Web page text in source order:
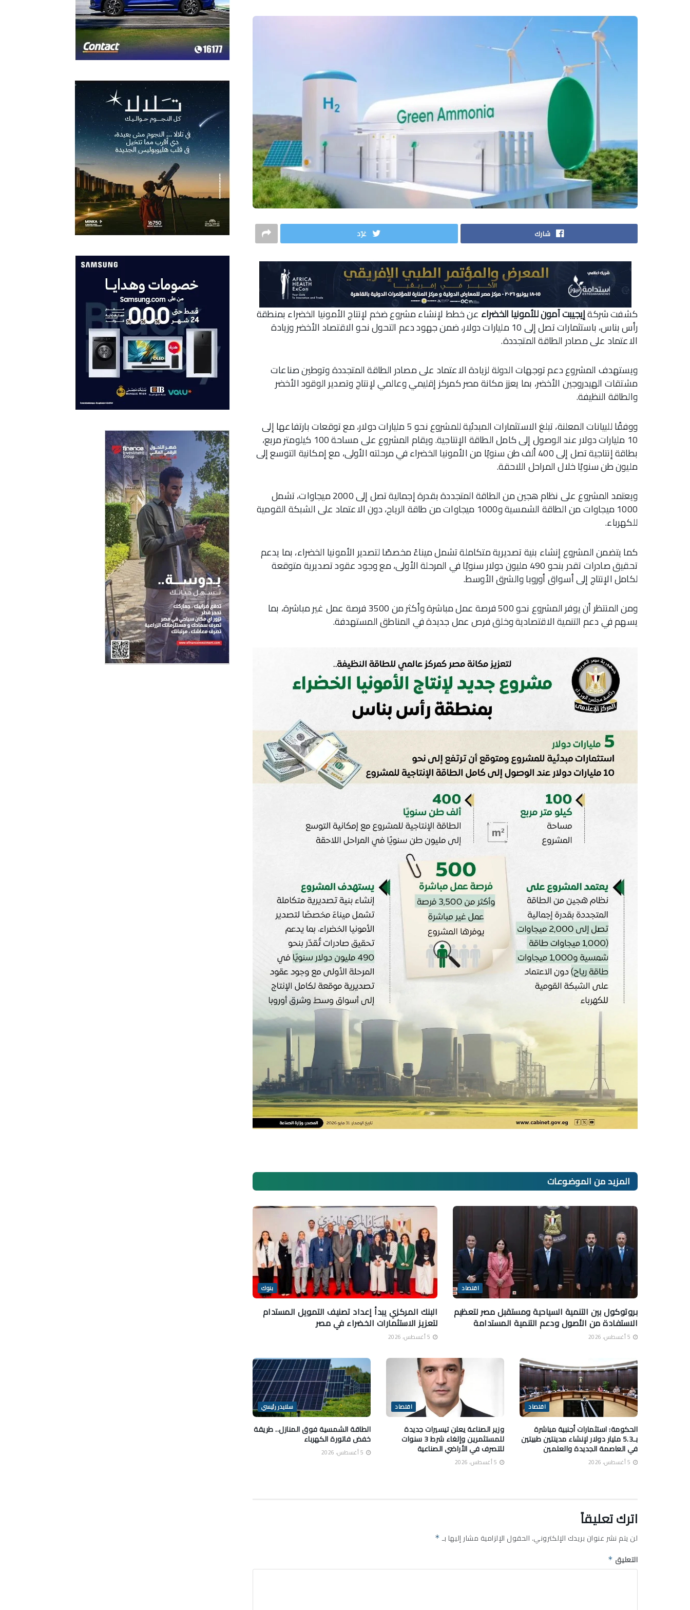
شارك غرّد
كشفت شركةإيجيبت آمون للأمونيا الخضراء عن خطط لإنشاء مشروع ضخم لإنتاج الأمونيا الخضراء بمنطقة
رأس بناس، باستثمارات تصل إلى 10 مليارات دولار، ضمن جهود دعم التحول نحو الاقتصاد الأخضر وزيادة
الاعتماد على مصادر الطاقة المتجددة.
ويستهدف المشروع دعم توجهات الدولة لزيادة الاعتماد على مصادر الطاقة المتجددة وتوطين صناعات
مشتقات الهيدروجين الأخضر، بما يعزز مكانة مصر كمركز إقليمي وعالمي لإنتاج وتصدير الوقود الأخضر
والطاقة النظيفة.
ووفقًا للبيانات المعلنة، تبلغ الاستثمارات المبدئية للمشروع نحو 5 مليارات دولار، مع توقعات بارتفاعها إلى
10 مليارات دولار عند الوصول إلى كامل الطاقة الإنتاجية. ويقام المشروع على مساحة 100 كيلومتر مربع،
بطاقة إنتاجية تصل إلى 400 ألف طن سنويًا من الأمونيا الخضراء في مرحلته الأولى، مع إمكانية التوسع إلى
مليون طن سنويًا خلال المراحل اللاحقة.
ويعتمد المشروع على نظام هجين من الطاقة المتجددة بقدرة إجمالية تصل إلى 2000 ميجاوات، تشمل
1000 ميجاوات من الطاقة الشمسية و1000 ميجاوات من طاقة الرياح، دون الاعتماد على الشبكة القومية
للكهرباء.
كما يتضمن المشروع إنشاء بنية تصديرية متكاملة تشمل ميناءً مخصصًا لتصدير الأمونيا الخضراء، بما يدعم
تحقيق صادرات تقدر بنحو 490 مليون دولار سنويًا في المرحلة الأولى، مع وجود عقود تصديرية متوقعة
لكامل الإنتاج إلى أسواق أوروبا والشرق الأوسط.
ومن المنتظر أن يوفر المشروع نحو 500 فرصة عمل مباشرة وأكثر من 3500 فرصة عمل غير مباشرة، بما
يسهم في دعم التنمية الاقتصادية وخلق فرص عمل جديدة في المناطق المستهدفة.
المزيد منالموضوعات
اقتصاد
بروتوكول بين التنمية السياحية ومستقبل مصر لتعظيم
الاستفادة من الأصول ودعم التنمية المستدامة
بنوك
البنك المركزي يبدأ إعداد تصنيف التمويل المستدام
لتعزيز الاستثمارات الخضراء في مصر
اقتصاد
الحكومة: استثمارات أجنبية مباشرة
بـ5.3 مليار دولار لإنشاء مدينتين طبيتين
في العاصمة الجديدة والعلمين
اقتصاد
وزير الصناعة يعلن تيسيرات جديدة
للمستثمرين وإلغاء شرط 3 سنوات
للتصرف في الأراضي الصناعية
سلايدر رئيسي
الطاقة الشمسية فوق المنازل.. طريقة
خفض فاتورة الكهرباء
اترك تعليقاً
لن يتم نشر عنوان بريدك الإلكتروني.الحقول الإلزامية مشار إليها بـ *
التعليق *